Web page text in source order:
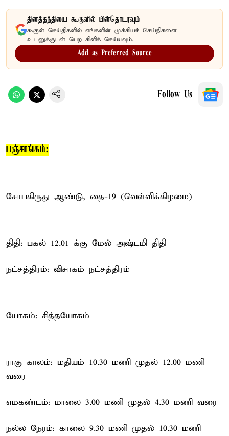
தினத்தந்தியை கூகுளில் பின்தொடரவும்
கூகுள் செய்திகளில் எங்களின் முக்கியச் செய்திகளை
உடனுக்குடன் பெற கிளிக் செய்யவும்.
Add as Preferred Source
Follow Us
பஞ்சாங்கம்:
சோபகிருது ஆண்டு, தை-19 (வெள்ளிக்கிழமை)
திதி: பகல் 12.01 க்கு மேல் அஷ்டமி திதி
நட்சத்திரம்: விசாகம் நட்சத்திரம்
யோகம்: சித்தயோகம்
ராகு காலம்: மதியம் 10.30 மணி முதல் 12.00 மணி
வரை
எமகண்டம்: மாலை 3.00 மணி முதல் 4.30 மணி வரை
நல்ல நேரம்: காலை 9.30 மணி முதல் 10.30 மணி